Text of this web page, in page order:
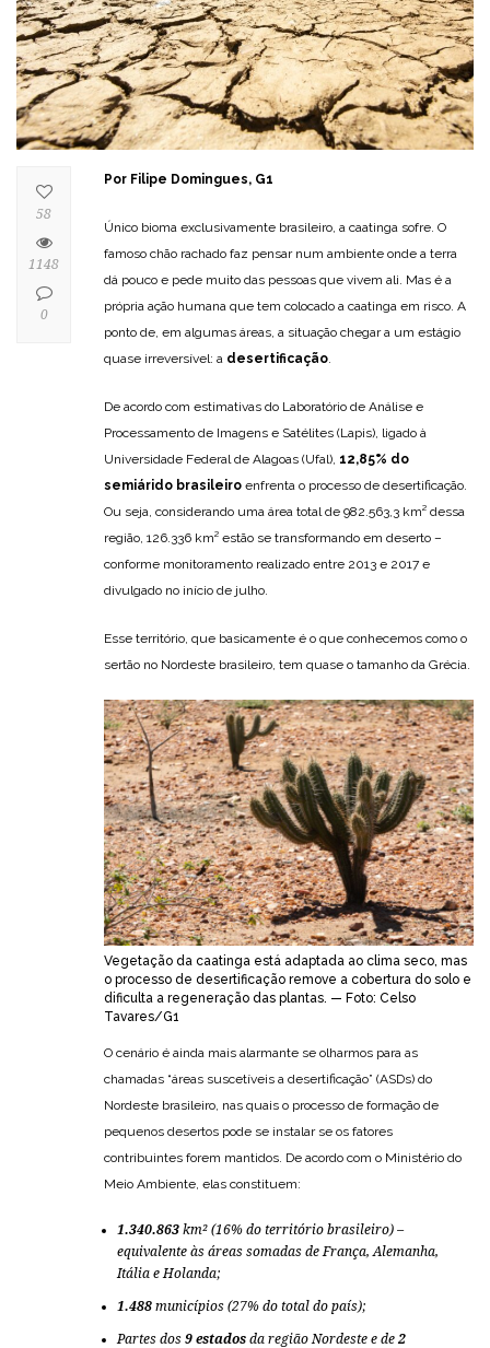
Por Filipe Domingues, G1
Único bioma exclusivamente brasileiro, a caatinga sofre. O
famoso chão rachado faz pensar num ambiente onde a terra
dá pouco e pede muito das pessoas que vivem ali. Mas é a
própria ação humana que tem colocado a caatinga em risco. A
ponto de, em algumas áreas, a situação chegar a um estágio
quase irreversível: a desertificação
De acordo com estimativas do Laboratório de Análise e
Processamento de Imagens e Satélites (Lapis), ligado à
Universidade Federal de Alagoas (Ufal), 12,85% do
semiárido brasileiro enfrenta o processo de desertificação.
Ou seja, considerando uma área total de 982.563,3 km² dessa
região, 126.336 km² estão se transformando em deserto –
conforme monitoramento realizado entre 2013 e 2017 e
divulgado no início de julho.
Esse território, que basicamente é o que conhecemos como o
sertão no Nordeste brasileiro, tem quase o tamanho da Grécia.
Vegetação da caatinga está adaptada ao clima seco, mas
o processo de desertificação remove a cobertura do solo e
dificulta a regeneração das plantas. — Foto: Celso
Tavares/G1
O cenário é ainda mais alarmante se olharmos para as
chamadas “áreas suscetíveis a desertificação” (ASDs) do
Nordeste brasileiro, nas quais o processo de formação de
pequenos desertos pode se instalar se os fatores
contribuintes forem mantidos. De acordo com o Ministério do
Meio Ambiente, elas constituem:
1.340.863 km² (16% do território brasileiro) –
equivalente às áreas somadas de França, Alemanha,
Itália e Holanda;
1.488 municípios (27% do total do país);
Partes dos 9 estados da região Nordeste e de 2
58
1148
0